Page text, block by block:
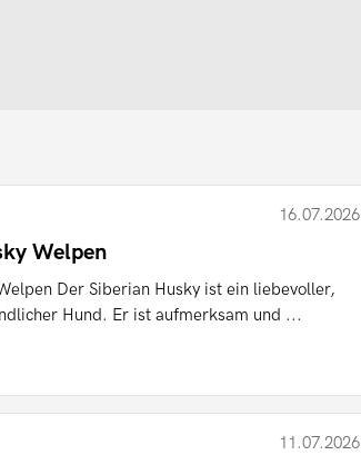
16.07.2026
Welpen
Der Siberian Husky ist ein liebevoller,
Hund. Er ist aufmerksam und ...
11.07.2026